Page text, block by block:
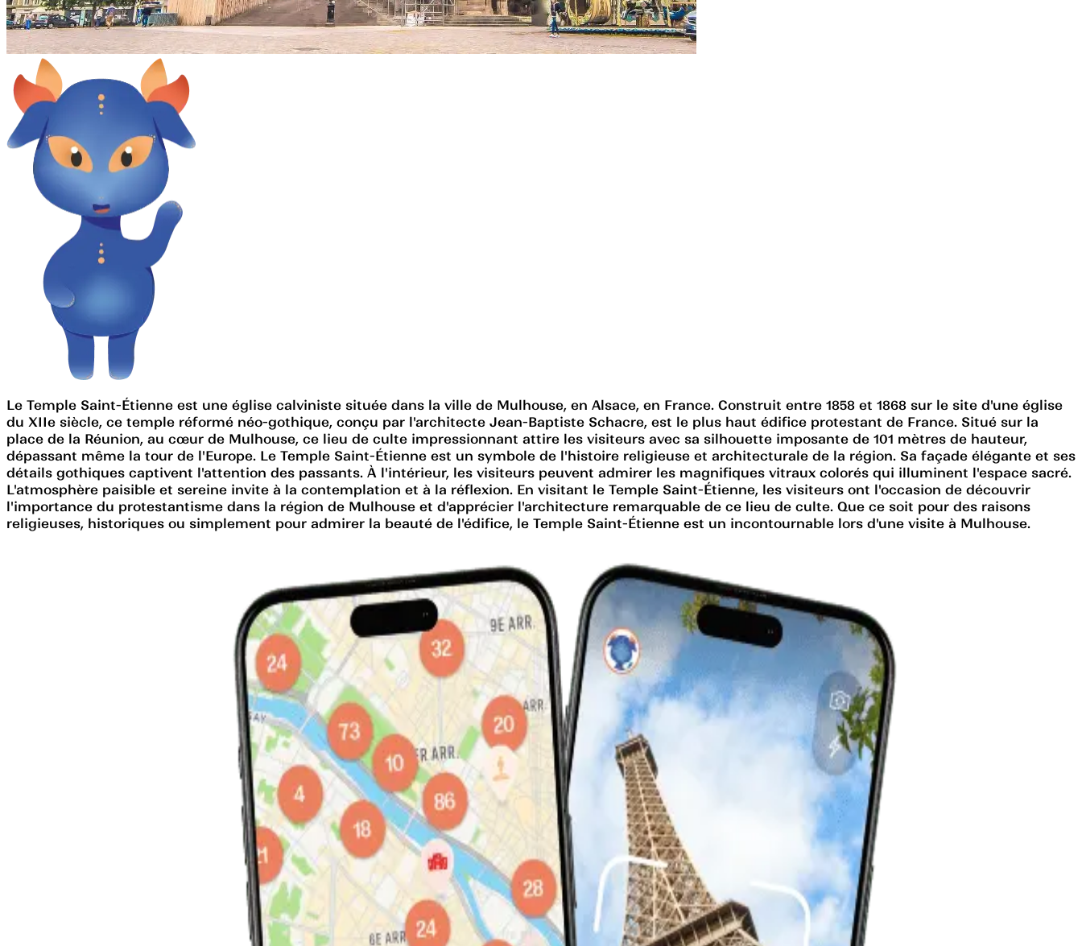
Le Temple Saint-Étienne est une église calviniste située dans la ville de Mulhouse, en Alsace, en France. Construit entre 1858 et 1868 sur le site d'une église
du XIIe siècle, ce temple réformé néo-gothique, conçu par l'architecte Jean-Baptiste Schacre, est le plus haut édifice protestant de France. Situé sur la
place de la Réunion, au cœur de Mulhouse, ce lieu de culte impressionnant attire les visiteurs avec sa silhouette imposante de 101 mètres de hauteur,
dépassant même la tour de l'Europe. Le Temple Saint-Étienne est un symbole de l'histoire religieuse et architecturale de la région. Sa façade élégante et ses
détails gothiques captivent l'attention des passants. À l'intérieur, les visiteurs peuvent admirer les magnifiques vitraux colorés qui illuminent l'espace sacré.
L'atmosphère paisible et sereine invite à la contemplation et à la réflexion. En visitant le Temple Saint-Étienne, les visiteurs ont l'occasion de découvrir
l'importance du protestantisme dans la région de Mulhouse et d'apprécier l'architecture remarquable de ce lieu de culte. Que ce soit pour des raisons
religieuses, historiques ou simplement pour admirer la beauté de l'édifice, le Temple Saint-Étienne est un incontournable lors d'une visite à Mulhouse.